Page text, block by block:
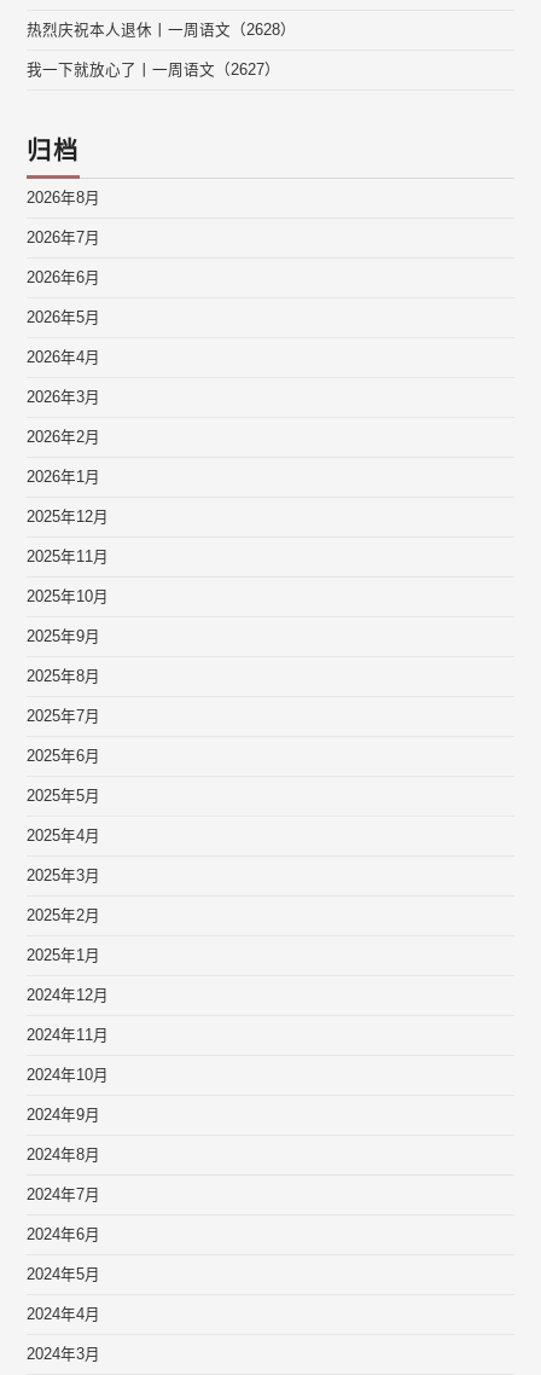
热烈庆祝本人退休丨一周语文（2628）
我一下就放心了丨一周语文（2627）
归档
2026年8月
2026年7月
2026年6月
2026年5月
2026年4月
2026年3月
2026年2月
2026年1月
2025年12月
2025年11月
2025年10月
2025年9月
2025年8月
2025年7月
2025年6月
2025年5月
2025年4月
2025年3月
2025年2月
2025年1月
2024年12月
2024年11月
2024年10月
2024年9月
2024年8月
2024年7月
2024年6月
2024年5月
2024年4月
2024年3月